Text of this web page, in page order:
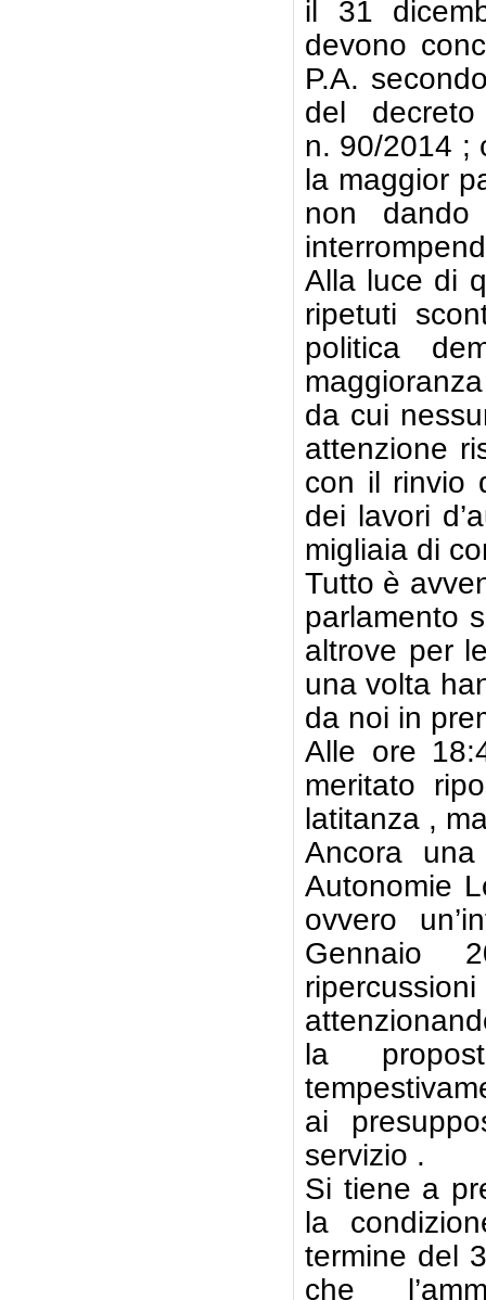
il 31
devono
P.A.
del
n. 90/2014 ;
la maggior
non
Alla luce di
ripetuti
politica
da cui
attenzione
con il rinvio
dei lavori
migliaia di
Tutto è
parlamento
altrove per
una volta
da noi in
Alle ore
meritato
latitanza ,
Ancora
Autonomie
ovvero
Gennaio
la
ai
servizio .
Si tiene a
la
termine del
che